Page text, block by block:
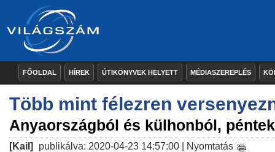
FŐOLDAL HÍREK ÚTIKÖNYVEK HELYETT MÉDIASZEREPLÉS
Több mint félezren
Anyaországból és külhonból,
[Kail] publikálva: 2020-04-23 14:57:00 | Nyomtatás